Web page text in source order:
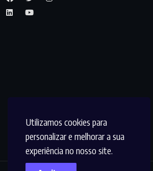
Utilizamos cookies para
personalizar e melhorar a sua
experiência no nosso site.